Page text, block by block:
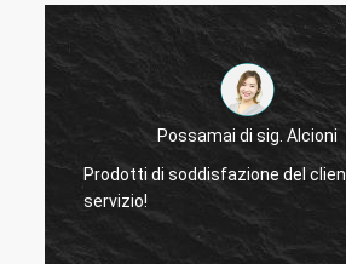
Possamai di sig. Alcioni
Prodotti di soddisfazione del
servizio!